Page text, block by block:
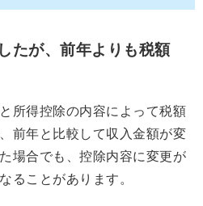
たが、前年よりも税額
所得控除の内容によって税額
前年と比較して収入金額が変
場合でも、控除内容に変更が
ることがあります。